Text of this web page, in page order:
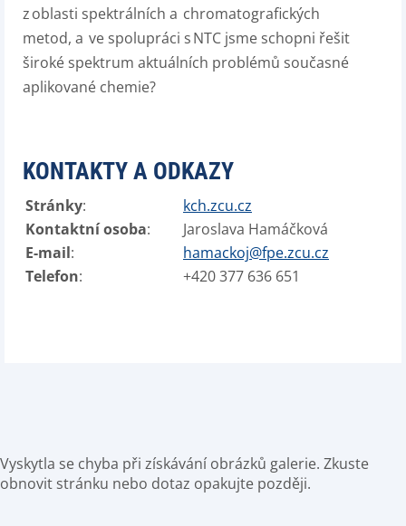
z oblasti spektrálních a chromatografických
metod, a ve spolupráci s NTC jsme schopni řešit
široké spektrum aktuálních problémů současné
aplikované chemie?
KONTAKTY A ODKAZY
Stránky:
kch.zcu.cz
Kontaktní osoba:
Jaroslava Hamáčková
E-mail:
hamackoj@fpe.zcu.cz
Telefon: +420 377 636 651
Vyskytla se chyba při získávání obrázků galerie. Zkuste
obnovit stránku nebo dotaz opakujte později.